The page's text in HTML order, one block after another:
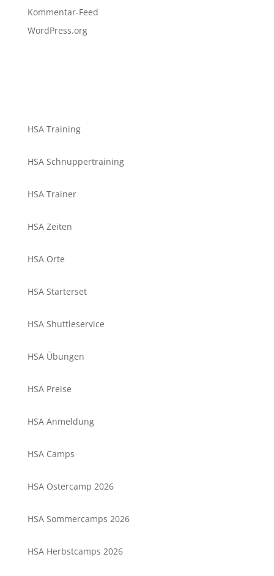
Kommentar-Feed
WordPress.org
HSA Training
HSA Schnuppertraining
HSA Trainer
HSA Zeiten
HSA Orte
HSA Starterset
HSA Shuttleservice
HSA Übungen
HSA Preise
HSA Anmeldung
HSA Camps
HSA Ostercamp 2026
HSA Sommercamps 2026
HSA Herbstcamps 2026